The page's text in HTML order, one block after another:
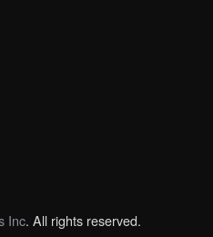
Inc. All rights reserved.